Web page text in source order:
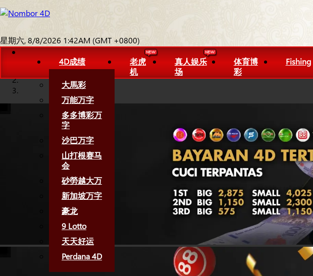
星期六, 8/8/2026 1:42AM (GMT +0800)
4D成绩
大馬彩
万能万字
多多博彩万
字
沙巴万字
山打根赛马
会
砂勞越大万
新加坡万字
豪龙
9 Lotto
天天好运
Perdana 4D
老虎
机
真人娱乐
场
体育博
彩
Fishing